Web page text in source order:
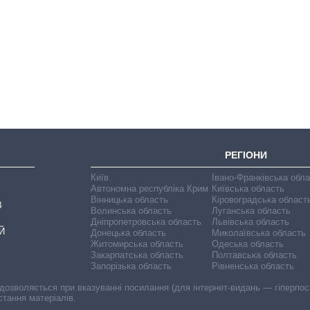
РЕГІОНИ
Київ
Автономна республіка Крим
Вінницька область
Волинська область
Дніпропетровська область
Донецька область
Житомирська область
Закарпатська область
Запорізька область
Івано-Франківська
Київська область
Кіровоградська
Луганська область
Львівська область
Миколаївська область
Одеська область
Полтавська область
Рівненська область
при вказуванні посилання (для інтернет-видань —
матеріалів.